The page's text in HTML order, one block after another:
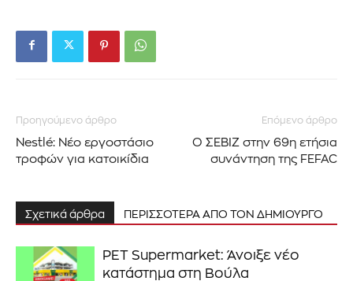
Προηγούμενο άρθρο
Nestlé: Νέο εργοστάσιο
τροφών για κατοικίδια
Επόμενο άρθρο
Ο ΣΕΒΙΖ στην 69η ετήσια
συνάντηση της FEFAC
Σχετικά άρθρα ΠΕΡΙΣΣΟΤΕΡΑ ΑΠΟ ΤΟΝ ΔΗΜΙΟΥΡΓΟ
PET Supermarket: Άνοιξε νέο
κατάστημα στη Βούλα